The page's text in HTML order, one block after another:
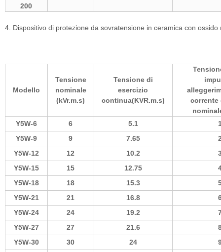
200
4. Dispositivo di protezione da sovratensione in ceramica con
Modello
Tensione
nominale
(kVr.m.s)
Tensione di
esercizio
continua(KVR.m.s)
corrente
Y5W-6
6 5.1
Y5W-9
9 7.65
Y5W-12
12 10.2
Y5W-15
15 12.75
Y5W-18
18 15.3
Y5W-21
21 16.8
Y5W-24
24 19.2
Y5W-27
27 21.6
Y5W-30
30 24